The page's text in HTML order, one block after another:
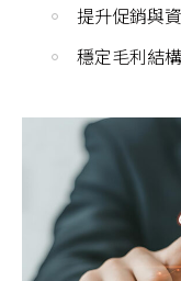
提升促銷與
穩定毛利結